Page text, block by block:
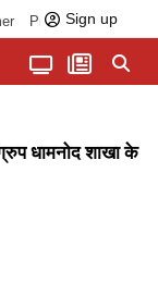
Privacy Policy
Sign up
धामनोद शाखा के